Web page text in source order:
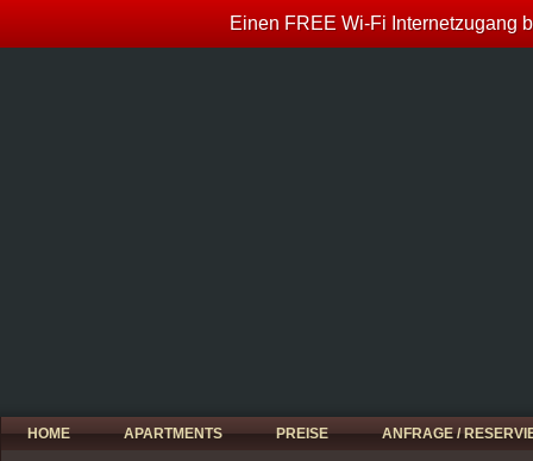
HOME APARTMENTS PREISE ANFRAGE /
Einen FREE Wi-Fi Internetzugang